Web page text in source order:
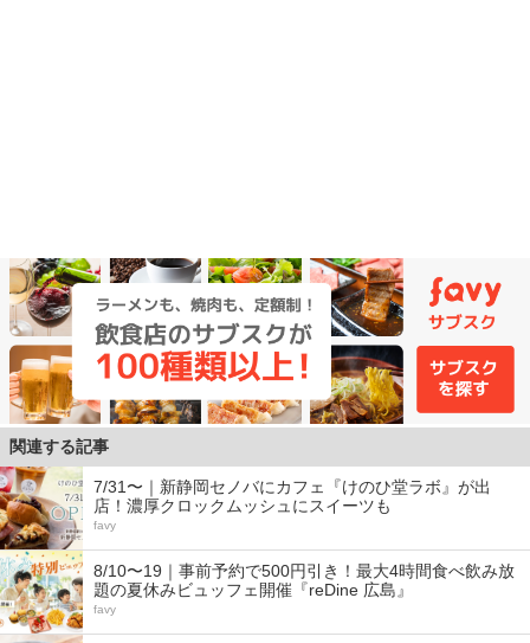
関連する記事
7/31〜｜新静岡セノバにカフェ『けのひ堂ラボ』が出
店！濃厚クロックムッシュにスイーツも
favy
8/10〜19｜事前予約で500円引き！最大4時間食べ飲み放
題の夏休みビュッフェ開催『reDine 広島』
favy